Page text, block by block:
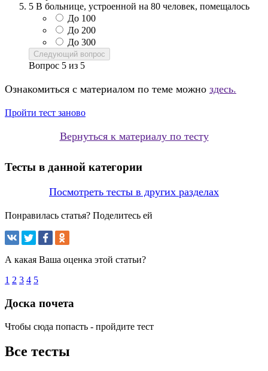
5 В больнице, устроенной на 80 человек, помещалось
До 100
До 200
До 300
Следующий вопрос
Вопрос 5 из 5
Ознакомиться с материалом по теме можно здесь.
Пройти тест заново
Вернуться к материалу по тесту
Тесты в данной категории
Посмотреть тесты в других разделах
Понравилась статья? Поделитесь ей
А какая Ваша оценка этой статьи?
1 2 3 4 5
Доска почета
Чтобы сюда попасть - пройдите тест
Все тесты